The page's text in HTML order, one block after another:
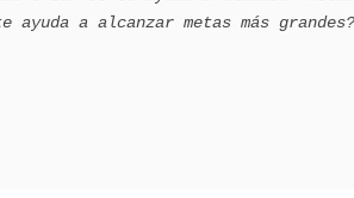
ayuda a alcanzar metas más